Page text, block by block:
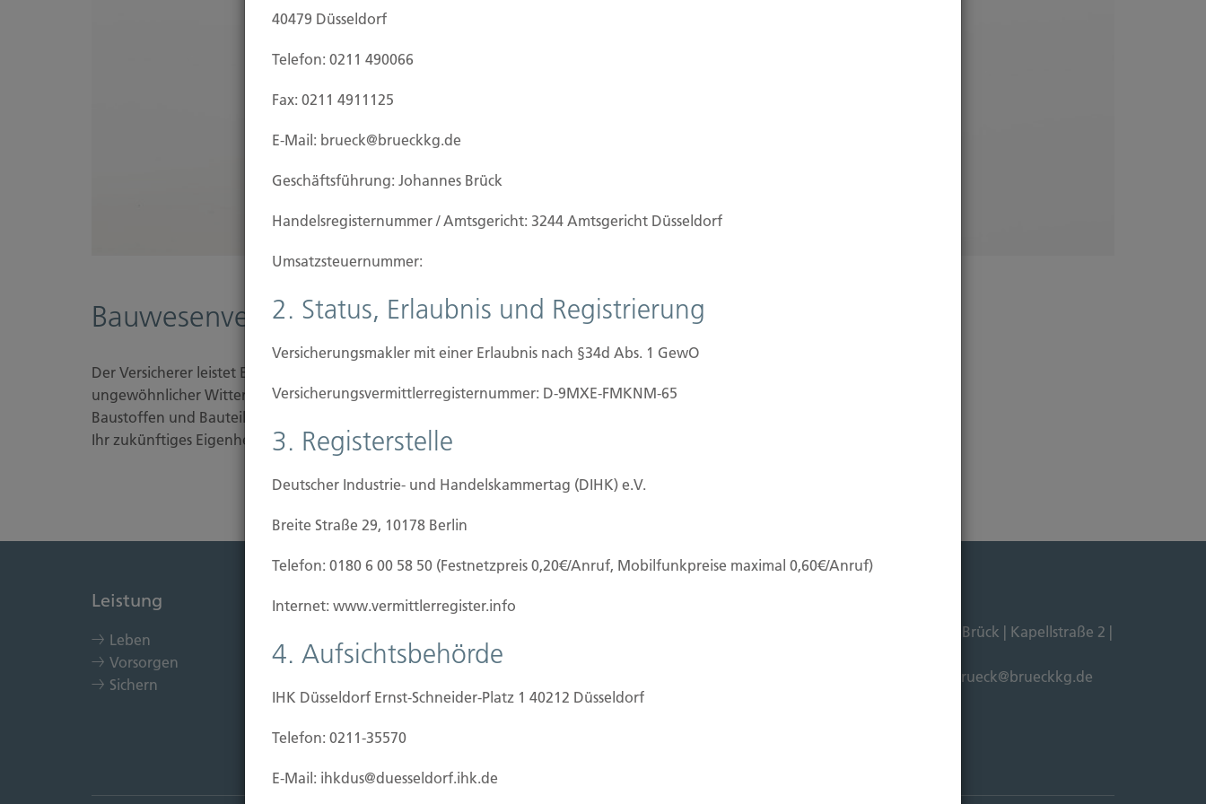
Bauwesenversicherung
Der Versicherer leistet Entschädigung für unvorhersehbare Schäden, zum Beispiel aufgrund
ungewöhnlicher Witterungseinflüsse, mutwilliger und vorsätzlicher Beschädigung von
Baustoffen und Bauteilen durch Unbekannte oder fahrlässiges Handeln von Bauarbeitern. So ist
Ihr zukünftiges Eigenheim bereits vom ersten Spatenstich an versichert.
Leistung
Leben
Vorsorgen
Sichern
Immobilien Vers.
Kauf Grundstück
Baubeginn
Einzug/Vermietung
Schaden
| Inhaber: Dipl. Ökonom Johannes Brück | Kapellstraße 2 |
brueck@brueckkg.de
40479 Düsseldorf
Telefon: 0211 490066
Fax: 0211 4911125
E-Mail: brueck@brueckkg.de
Geschäftsführung: Johannes Brück
Handels­registernummer / Amtsgericht: 3244 Amtsgericht Düsseldorf
Umsatzsteuer­nummer:
2. Status, Erlaubnis und Registrierung
Versicherungsmakler mit einer Erlaubnis nach §34d Abs. 1 GewO
Versicherungs­vermittler­registernummer: D-9MXE-FMKNM-65
3. Registerstelle
Deutscher Industrie- und Handelskammertag (DIHK) e.V.
Breite Straße 29, 10178 Berlin
Telefon: 0180 6 00 58 50 (Festnetzpreis 0,20€/Anruf, Mobilfunkpreise maximal 0,60€/Anruf)
Internet: www.vermittlerregister.info
4. Aufsichtsbehörde
IHK Düsseldorf Ernst-Schneider-Platz 1 40212 Düsseldorf
Telefon: 0211-35570
E-Mail: ihkdus@duesseldorf.ihk.de